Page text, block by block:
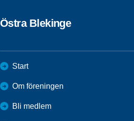
Östra Blekinge
Start
Om föreningen
Bli medlem